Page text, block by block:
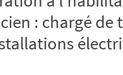
: chargé de